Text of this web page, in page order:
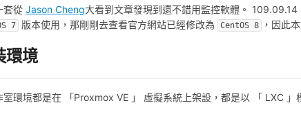
套從Jason Cheng大看到文章發現到還不錯用監控軟體。 109.09.14
7 版本使用，那剛剛去查看官方網站已經修改為 CentOS 8 ，因此
環境
室環境都是在 「Proxmox VE 」 虛擬系統上架設，都是以 「 LXC